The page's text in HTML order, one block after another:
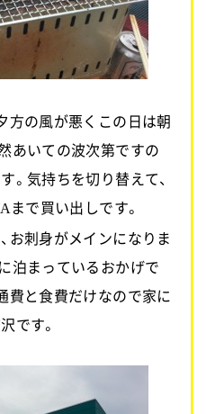
方の風が悪くこの日は朝
あいての波次第ですの
。気持ちを切り替えて、
まで買い出しです。
お刺身がメインになりま
泊まっているおかげで
費と食費だけなので家に
です。